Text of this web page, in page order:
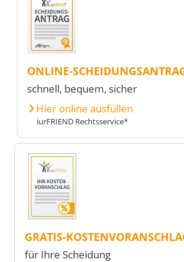
ONLINE-
schnell, bequem, sicher
Hier online ausfüllen
iurFRIEND Rechtsservice*
GRATIS-
für Ihre Scheidung